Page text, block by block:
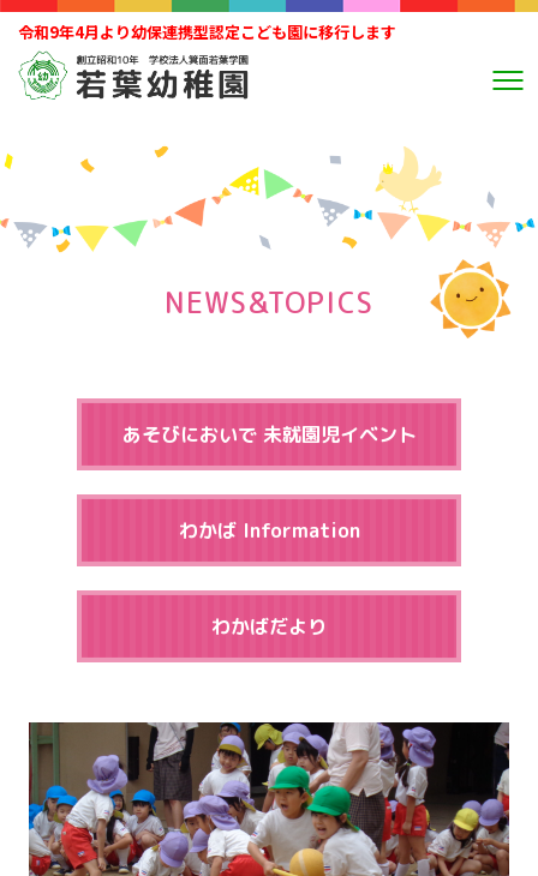
令和9年4月より幼保連携型認定こども園に移行します
NEWS&TOPICS
あそびにおいで 未就園児イベント
わかば Information
わかばだより